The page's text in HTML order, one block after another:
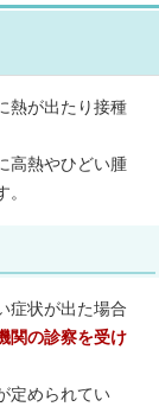
熱が出たり接種
高熱やひどい腫
症状が出た場合
関の診察を受け
定められてい